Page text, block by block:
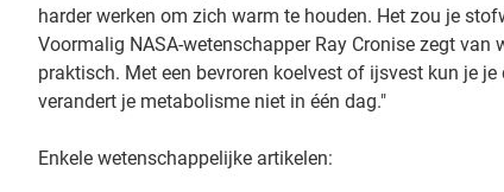
harder werken om zich warm te houden. Het zou je
Voormalig NASA-wetenschapper Ray Cronise zegt
praktisch. Met een bevroren koelvest of ijsvest kun je
verandert je metabolisme niet in één dag."
Enkele wetenschappelijke artikelen: